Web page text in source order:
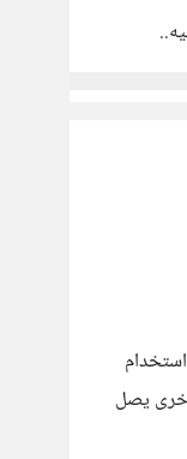
يصل